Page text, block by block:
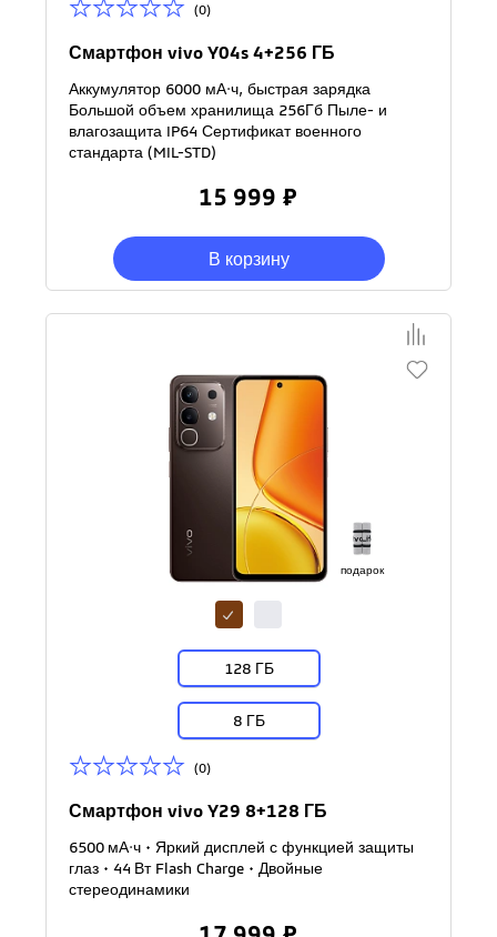
(0)
Смартфон vivo Y04s 4+256 ГБ
Аккумулятор 6000 мА·ч, быстрая зарядка
Большой объем хранилища 256Гб Пыле- и
влагозащита IP64 Сертификат военного
стандарта (MIL-STD)
15 999 ₽
В корзину
подарок
128 ГБ
8 ГБ
(0)
Смартфон vivo Y29 8+128 ГБ
6500 мА·ч • Яркий дисплей с функцией защиты
глаз • 44 Вт Flash Charge • Двойные
стереодинамики